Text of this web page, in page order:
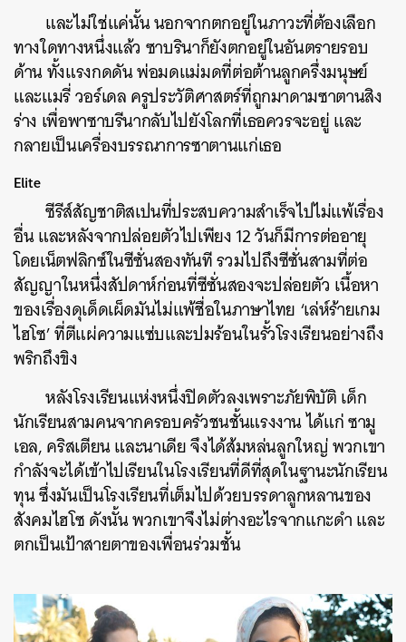
และไม่ใช่แค่นั้น นอกจากตกอยู่ในภาวะที่ต้องเลือก
ทางใดทางหนึ่งแล้ว ซาบรินาก็ยังตกอยู่ในอันตรายรอบ
ด้าน ทั้งแรงกดดัน พ่อมดแม่มดที่ต่อต้านลูกครึ่งมนุษย์
และแมรี่ วอร์เดล ครูประวัติศาสตร์ที่ถูกมาดามซาตานสิง
ร่าง เพื่อพาซาบรีนากลับไปยังโลกที่เธอควรจะอยู่ และ
กลายเป็นเครื่องบรรณาการซาตานแก่เธอ
Elite
ซีรีส์สัญชาติสเปนที่ประสบความสำเร็จไปไม่แพ้เรื่อง
อื่น และหลังจากปล่อยตัวไปเพียง 12 วันก็มีการต่ออายุ
โดยเน็ตฟลิกซ์ในซีซั่นสองทันที รวมไปถึงซีซั่นสามที่ต่อ
สัญญาในหนึ่งสัปดาห์ก่อนที่ซีซั่นสองจะปล่อยตัว เนื้อหา
ของเรื่องดุเด็ดเผ็ดมันไม่แพ้ชื่อในภาษาไทย ‘เล่ห์ร้ายเกม
ไฮโซ’ ที่ตีแผ่ความแซ่บและปมร้อนในรั้วโรงเรียนอย่างถึง
พริกถึงขิง
หลังโรงเรียนแห่งหนึ่งปิดตัวลงเพราะภัยพิบัติ เด็ก
นักเรียนสามคนจากครอบครัวชนชั้นแรงงาน ได้แก่ ซามู
เอล, คริสเตียน และนาเดีย จึงได้ส้มหล่นลูกใหญ่ พวกเขา
กำลังจะได้เข้าไปเรียนในโรงเรียนที่ดีที่สุดในฐานะนักเรียน
ทุน ซึ่งมันเป็นโรงเรียนที่เต็มไปด้วยบรรดาลูกหลานของ
สังคมไฮโซ ดังนั้น พวกเขาจึงไม่ต่างอะไรจากแกะดำ และ
ตกเป็นเป้าสายตาของเพื่อนร่วมชั้น